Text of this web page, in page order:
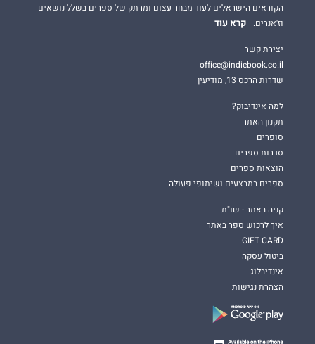
הקוראים הישראלים לעוד מבחר עצום ומרתק של ספרים בשלל נושאים
וז'אנרים.
קרא עוד
יצירת קשר
office@indiebook.co.il
שדרות הרכס 13, מודיעין
למה אינדיבוק?
תקנון האתר
סופרים
סדרות ספרים
הוצאות ספרים
ספרים במבצעים ושיתופי פעולה
קניה באתר - שו"ת
איך לרכוש ספר באתר
GIFT CARD
ביטול עסקה
אינדיבלוג
הצהרת נגישות